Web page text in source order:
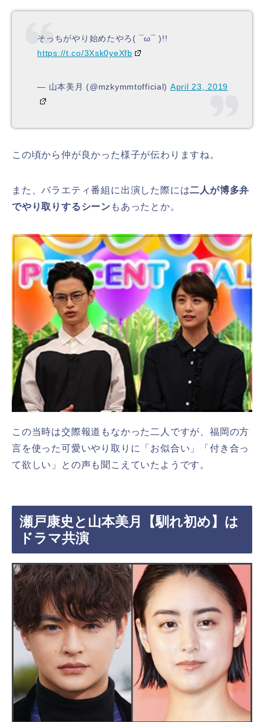
そっちがやり始めたやろ( ¯ω¯ )!!
https://t.co/3Xsk0yeXfb
— 山本美月 (@mzkymmtofficial) April 23, 2019
この頃から仲が良かった様子が伝わりますね。
また、バラエティ番組に出演した際には二人が博多弁
でやり取りするシーン もあったとか。
この当時は交際報道もなかった二人ですが、福岡の方
言を使った可愛いやり取りに「お似合い」「付き合っ
て欲しい」との声も聞こえていたようです。
瀬戸康史と山本美月【馴れ初め】は
ドラマ共演